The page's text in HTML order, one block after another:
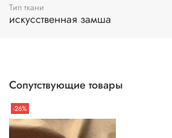
Тип ткани
искусственная замша
Сопутствующие товары
-26%